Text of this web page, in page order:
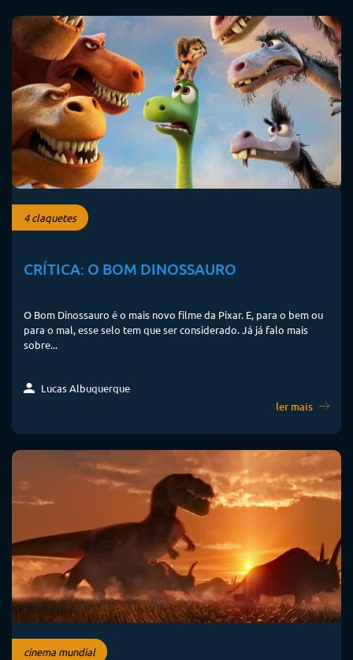
4 claquetes
CRÍTICA: O BOM DINOSSAURO
O Bom Dinossauro é o mais novo filme da Pixar. E, para o bem ou
para o mal, esse selo tem que ser considerado. Já já falo mais
sobre...
Lucas Albuquerque
ler mais
cinema mundial